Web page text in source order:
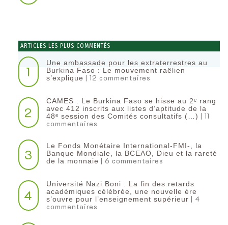
ARTICLES LES PLUS COMMENTÉS
1
Une ambassade pour les extraterrestres au
Burkina Faso : Le mouvement raëlien
s’explique | 12 commentaires
2
CAMES : Le Burkina Faso se hisse au 2ᵉ rang
avec 412 inscrits aux listes d’aptitude de la
48ᵉ session des Comités consultatifs (…) | 11
commentaires
3
Le Fonds Monétaire International-FMI-, la
Banque Mondiale, la BCEAO, Dieu et la rareté
de la monnaie | 6 commentaires
4
Université Nazi Boni : La fin des retards
académiques célébrée, une nouvelle ère
s’ouvre pour l’enseignement supérieur | 4
commentaires